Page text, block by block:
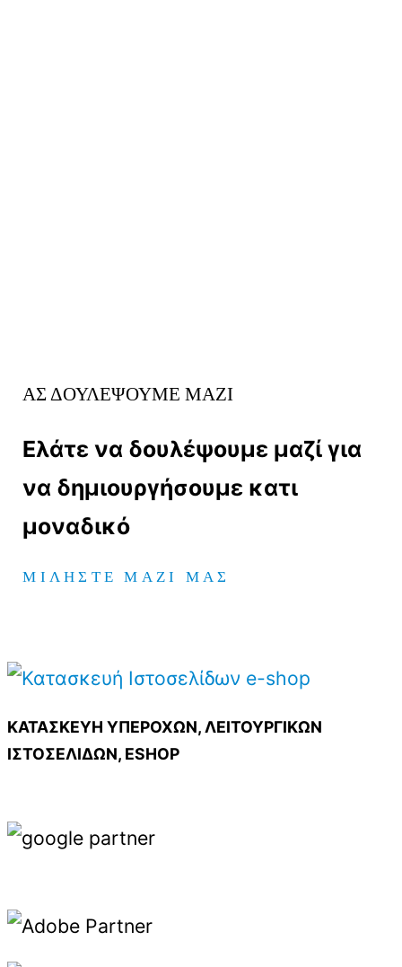
ΑΣ ΔΟΥΛΕΨΟΥΜΕ ΜΑΖΙ
Ελάτε να δουλέψουμε μαζί για
να δημιουργήσουμε κατι
μοναδικό
ΜΙΛΗΣΤΕ ΜΑΖΙ ΜΑΣ
ΚΑΤΑΣΚΕΥΗ ΥΠΕΡΟΧΩΝ, ΛΕΙΤΟΥΡΓΙΚΩΝ
ΙΣΤΟΣΕΛΙΔΩΝ, ESHOP